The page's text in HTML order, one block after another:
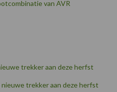
van AVR
trekker aan deze herfst
trekker aan deze herfst